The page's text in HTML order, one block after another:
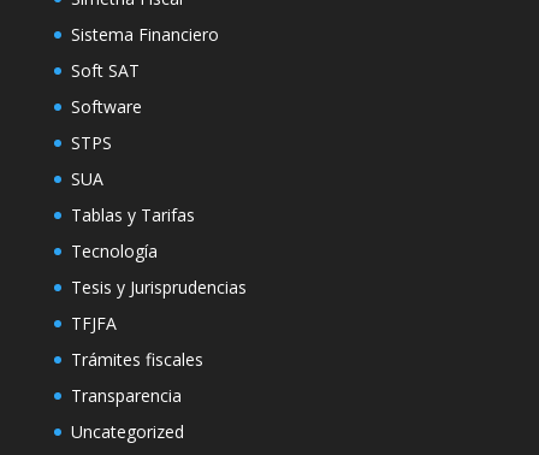
Sistema Financiero
Soft SAT
Software
STPS
SUA
Tablas y Tarifas
Tecnología
Tesis y Jurisprudencias
TFJFA
Trámites fiscales
Transparencia
Uncategorized